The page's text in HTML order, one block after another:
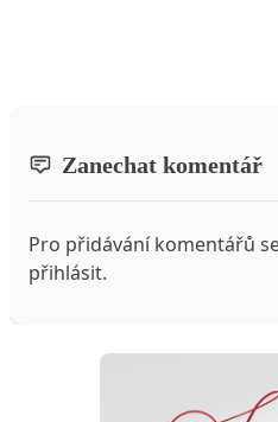
Zanechat komentář
Pro přidávání komentářů
přihlásit.